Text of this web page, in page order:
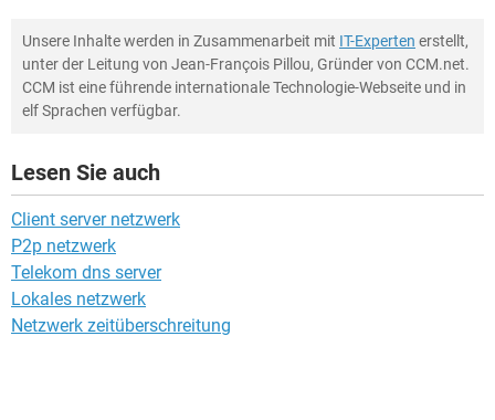
Unsere Inhalte werden in Zusammenarbeit mit IT-Experten erstellt,
unter der Leitung von Jean-François Pillou, Gründer von CCM.net.
CCM ist eine führende internationale Technologie-Webseite und in
elf Sprachen verfügbar.
Lesen Sie auch
Client server netzwerk
P2p netzwerk
Telekom dns server
Lokales netzwerk
Netzwerk zeitüberschreitung